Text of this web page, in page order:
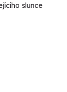
slunce